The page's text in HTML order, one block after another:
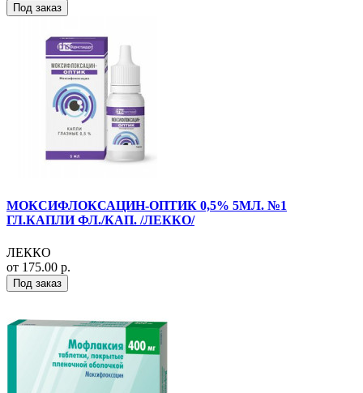
Под заказ
МОКСИФЛОКСАЦИН-ОПТИК 0,5% 5МЛ. №1
ГЛ.КАПЛИ ФЛ./КАП. /ЛЕККО/
ЛЕККО
от 175.00 р.
Под заказ